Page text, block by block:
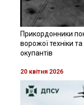
Прикордонники
ворожої техніки та
окупантів
20 квітня 2026